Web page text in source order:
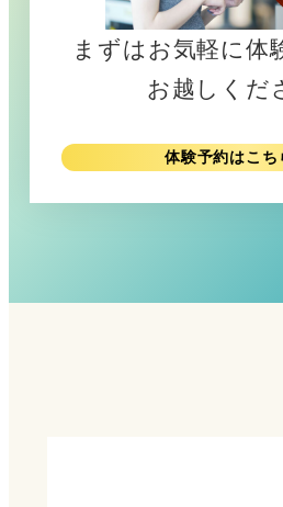
まずはお気軽に体
お越しくだ
体験予約はこち